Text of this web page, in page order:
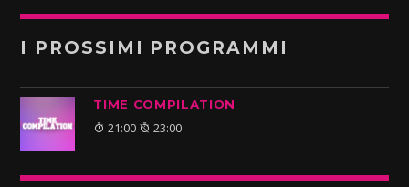
I PROSSIMI PROGRAMMI
TIME COMPILATION
21:00 23:00